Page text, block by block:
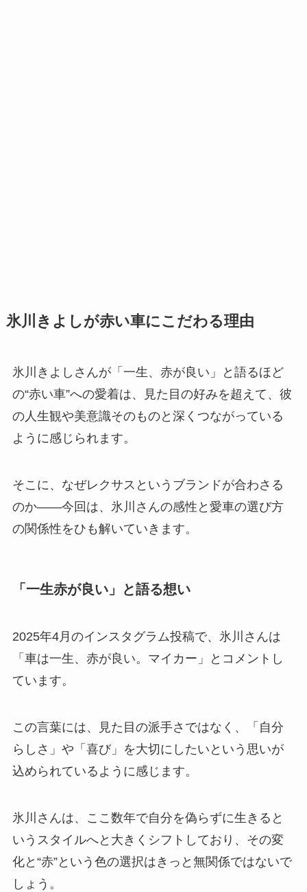
氷川きよしが赤い車にこだわる理由
氷川きよしさんが「一生、赤が良い」と語るほど
の“赤い車”への愛着は、見た目の好みを超えて、彼
の人生観や美意識そのものと深くつながっている
ように感じられます。
そこに、なぜレクサスというブランドが合わさる
のか――今回は、氷川さんの感性と愛車の選び方
の関係性をひも解いていきます。
「一生赤が良い」と語る想い
2025年4月のインスタグラム投稿で、氷川さんは
「車は一生、赤が良い。マイカー」とコメントし
ています。
この言葉には、見た目の派手さではなく、「自分
らしさ」や「喜び」を大切にしたいという思いが
込められているように感じます。
氷川さんは、ここ数年で自分を偽らずに生きると
いうスタイルへと大きくシフトしており、その変
化と“赤”という色の選択はきっと無関係ではないで
しょう。